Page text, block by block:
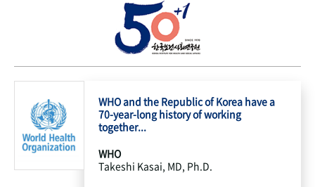
WHO and the Republic of Korea have a
70-year-long history of working
together...
WHO
Takeshi Kasai, MD, Ph.D.